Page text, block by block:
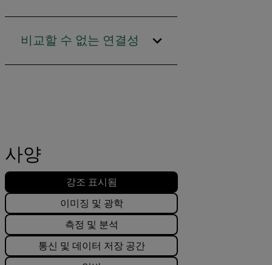
비교할 수 없는 연결성
사양
강조 표시됨
이미징 및 광학
측정 및 분석
통신 및 데이터 저장 공간